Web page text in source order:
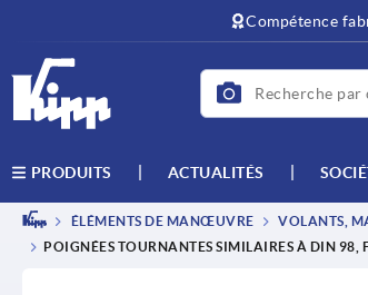
Compétence
PRODUITS ACTUALITÉS
ÉLÉMENTS DE MANŒUVRE VOLANTS,
POIGNÉES TOURNANTES SIMILAIRES À DIN 98,